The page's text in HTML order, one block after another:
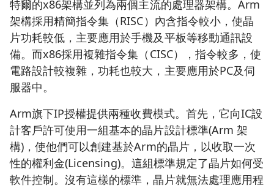
特爾的x86架構並列為兩個主流的處理器架構。Arm
架構採用精簡指令集（RISC）內含指令較小，使晶
片功耗較低，主要應用於手機及平板等移動通訊設
備。而x86採用複雜指令集（CISC），指令較多，使
電路設計較複雜，功耗也較大，主要應用於PC及伺
服器中。
Arm旗下IP授權提供兩種收費模式。首先，它向IC設
計客戶許可使用一組基本的晶片設計標準(Arm 架
構)，使他們可以創建基於Arm的晶片，以收取一次
性的權利金(Licensing)。這組標準規定了晶片如何受
軟件控制。沒有這樣的標準，晶片就無法處理應用程